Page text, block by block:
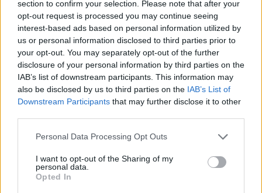
section to confirm your selection. Please note that after your
opt-out request is processed you may continue seeing
interest-based ads based on personal information utilized by
us or personal information disclosed to third parties prior to
your opt-out. You may separately opt-out of the further
disclosure of your personal information by third parties on the
IAB’s list of downstream participants. This information may
also be disclosed by us to third parties on the IAB’s List of
Downstream Participants that may further disclose it to other
Personal Data Processing Opt Outs
I want to opt-out of the Sharing of my
personal data.
Opted In
Csapd be az AI-t! Állítsd be itt, hogy a PC
Guru tartalmairól véletlenül se maradj le
a Google-ben.
KAPCSOLÓDÓ HÍREK
Elindult itthon az Alien: Romulus
jegyelővétele és itt a végső előzetes is!
Az ember az Alien: Romulus mögött – A
LEGFRISSEBB VIDEÓNK